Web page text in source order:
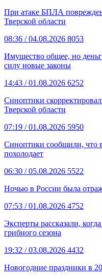
При атаке БПЛА
Тверской области
08:36 / 04.08.2026 8053
Имущество общее, но
силу новые законы
14:43 / 01.08.2026 6252
Синоптики
Тверской области
07:19 / 01.08.2026 5950
Синоптики сообщили, что
похолодает
06:30 / 05.08.2026 5522
Ночью в России была
07:53 / 01.08.2026 4752
Эксперты рассказали,
грибного сезона
19:32 / 03.08.2026 4432
Новогодние праздники в